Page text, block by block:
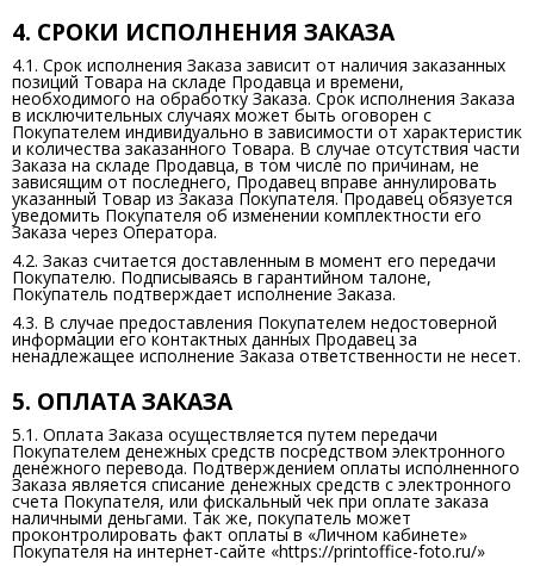
4. СРОКИ ИСПОЛНЕНИЯ ЗАКАЗА
4.1. Срок исполнения Заказа зависит от наличия заказанных
позиций Товара на складе Продавца и времени,
необходимого на обработку Заказа. Срок исполнения Заказа
в исключительных случаях может быть оговорен с
Покупателем индивидуально в зависимости от характеристик
и количества заказанного Товара. В случае отсутствия части
Заказа на складе Продавца, в том числе по причинам, не
зависящим от последнего, Продавец вправе аннулировать
указанный Товар из Заказа Покупателя. Продавец обязуется
уведомить Покупателя об изменении комплектности его
Заказа через Оператора.
4.2. Заказ считается доставленным в момент его передачи
Покупателю. Подписываясь в гарантийном талоне,
Покупатель подтверждает исполнение Заказа.
4.3. В случае предоставления Покупателем недостоверной
информации его контактных данных Продавец за
ненадлежащее исполнение Заказа ответственности не несет.
5. ОПЛАТА ЗАКАЗА
5.1. Оплата Заказа осуществляется путем передачи
Покупателем денежных средств посредством электронного
денежного перевода. Подтверждением оплаты исполненного
Заказа является списание денежных средств с электронного
счета Покупателя, или фискальный чек при оплате заказа
наличными деньгами. Так же, покупатель может
проконтролировать факт оплаты в «Личном кабинете»
Покупателя на интернет-сайте «https://printoffice-foto.ru/»